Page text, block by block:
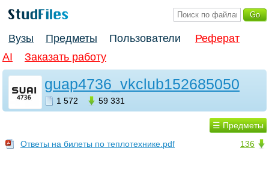
Вузы Предметы Пользователи
Реферат
AI
Заказать работу
guap4736_vkclub152685050
1 572 59 331
☰ Предметы
136
Ответы на билеты по теплотехнике.pdf